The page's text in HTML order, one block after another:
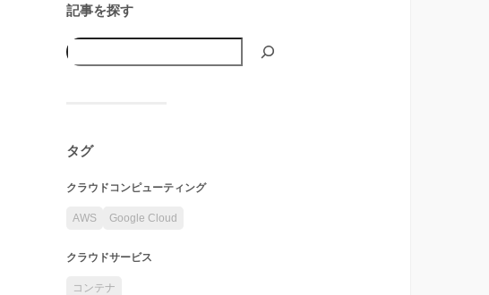
記事を探す
タグ
クラウドコンピューティング
AWS Google Cloud
クラウドサービス
コンテナ